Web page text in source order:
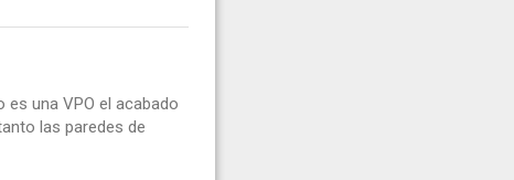
una VPO el acabado
las paredes de